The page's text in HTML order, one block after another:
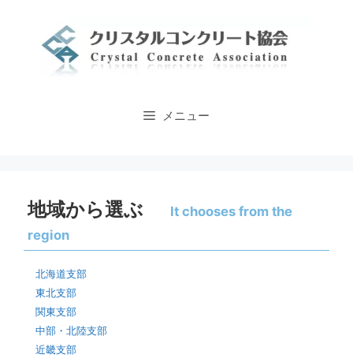
メニュー
地域から選ぶ
It chooses from the
region
北海道支部
東北支部
関東支部
中部・北陸支部
近畿支部